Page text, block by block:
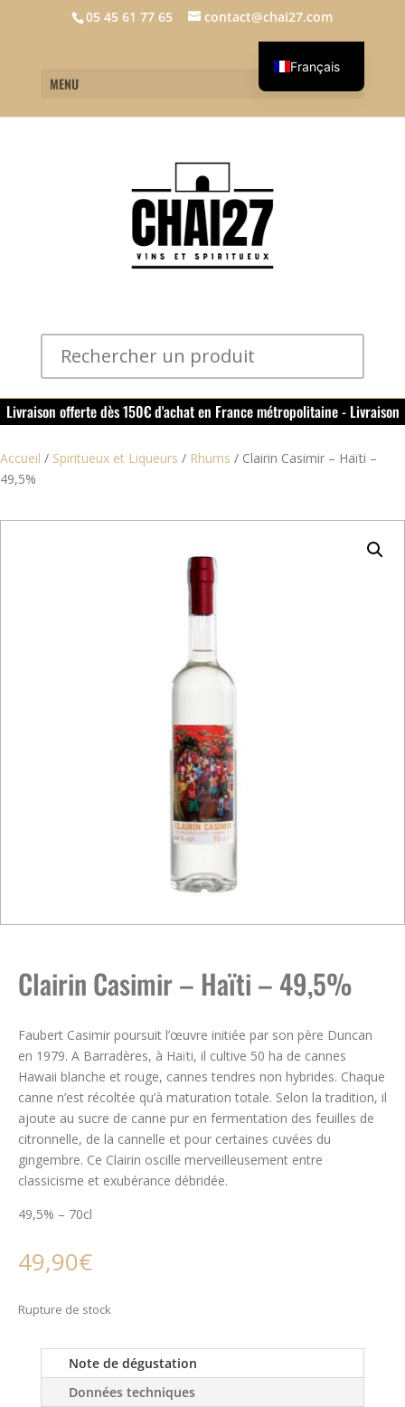
05 45 61 77 65 contact@chai27.com
MENU
Livraison offerte dès 150€ d'achat en France métropolitaine - Livraison
offerte dans le rouillacais (16) dès 50€ d'achat
Accueil / Spiritueux et Liqueurs / Rhums / Clairin Casimir – Haïti –
49,5%
Clairin Casimir – Haïti – 49,5%
Faubert Casimir poursuit l’œuvre initiée par son père Duncan
en 1979. A Barradères, à Haïti, il cultive 50 ha de cannes
Hawaii blanche et rouge, cannes tendres non hybrides. Chaque
canne n’est récoltée qu’à maturation totale. Selon la tradition, il
ajoute au sucre de canne pur en fermentation des feuilles de
citronnelle, de la cannelle et pour certaines cuvées du
gingembre. Ce Clairin oscille merveilleusement entre
classicisme et exubérance débridée.
49,5% – 70cl
49,90€
Rupture de stock
Note de dégustation
Données techniques
Français
English